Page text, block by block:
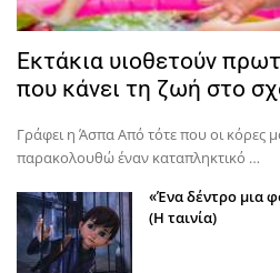
Εκτάκια υιοθετούν
που κάνει τη ζωή στο
Γράφει η Άσπα Από τότε που οι κόρες
παρακολουθώ έναν καταπληκτικό …
«Ένα δέντρο μια
(Η ταινία)